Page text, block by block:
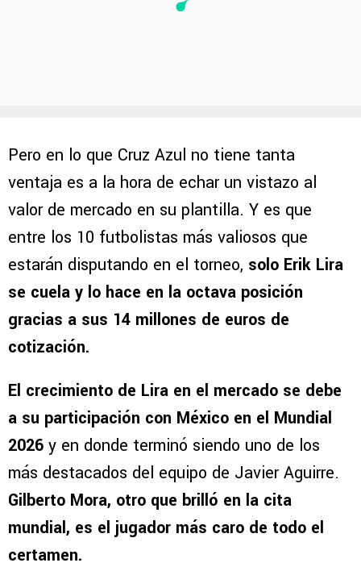
Pero en lo que Cruz Azul no tiene tanta
ventaja es a la hora de echar un vistazo al
valor de mercado en su plantilla. Y es que
entre los 10 futbolistas más valiosos que
estarán disputando en el torneo, solo Erik Lira
se cuela y lo hace en la octava posición
gracias a sus 14 millones de euros de
cotización.
El crecimiento de Lira en el mercado se debe
a su participación con México en el Mundial
2026 y en donde terminó siendo uno de los
más destacados del equipo de Javier Aguirre.
Gilberto Mora, otro que brilló en la cita
mundial, es el jugador más caro de todo el
certamen.